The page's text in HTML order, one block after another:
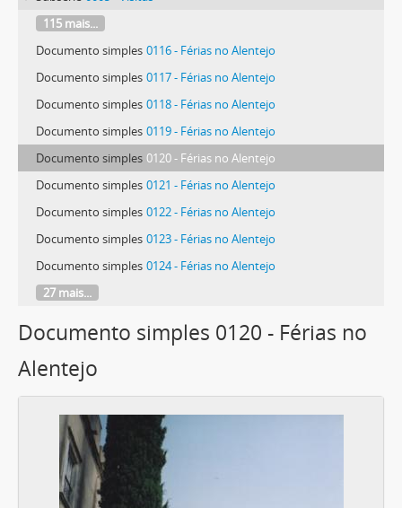
115 mais...
Documento simples 0116 - Férias no Alentejo
Documento simples 0117 - Férias no Alentejo
Documento simples 0118 - Férias no Alentejo
Documento simples 0119 - Férias no Alentejo
Documento simples 0120 - Férias no Alentejo
Documento simples 0121 - Férias no Alentejo
Documento simples 0122 - Férias no Alentejo
Documento simples 0123 - Férias no Alentejo
Documento simples 0124 - Férias no Alentejo
27 mais...
Documento simples 0120 - Férias no
Alentejo